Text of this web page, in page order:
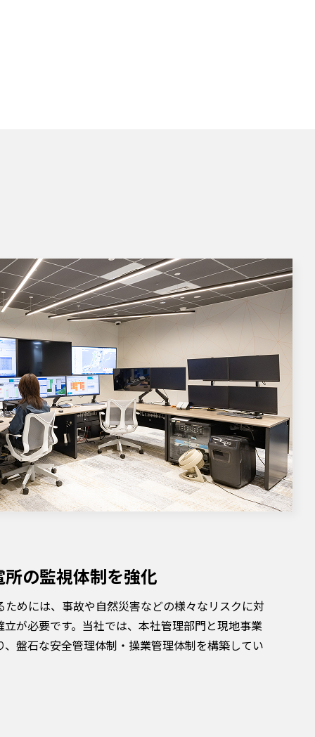
の監視体制を強化
めには、事故や自然災害などの様々なリスクに対
が必要です。当社では、本社管理部門と現地事業
盤石な安全管理体制・操業管理体制を構築してい